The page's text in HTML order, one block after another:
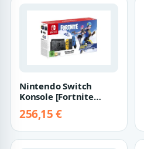
Nintendo Switch
Konsole [Fortnite
256,15 €